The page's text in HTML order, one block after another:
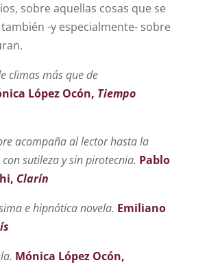
sobre aquellas cosas que se
-y especialmente- sobre
climas más que de
López Ocón, Tiempo
acompaña al lector hasta la
sutileza y sin pirotecnia. Pablo
Clarín
e hipnótica novela. Emiliano
Mónica López Ocón,